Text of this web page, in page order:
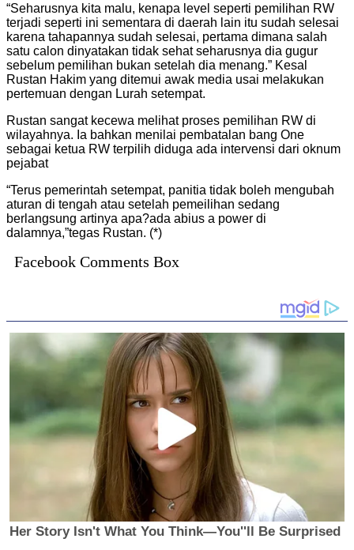
“Seharusnya kita malu, kenapa level seperti pemilihan RW
terjadi seperti ini sementara di daerah lain itu sudah selesai
karena tahapannya sudah selesai, pertama dimana salah
satu calon dinyatakan tidak sehat seharusnya dia gugur
sebelum pemilihan bukan setelah dia menang.” Kesal
Rustan Hakim yang ditemui awak media usai melakukan
pertemuan dengan Lurah setempat.
Rustan sangat kecewa melihat proses pemilihan RW di
wilayahnya. Ia bahkan menilai pembatalan bang One
sebagai ketua RW terpilih diduga ada intervensi dari oknum
pejabat
“Terus pemerintah setempat, panitia tidak boleh mengubah
aturan di tengah atau setelah pemeilihan sedang
berlangsung artinya apa?ada abius a power di
dalamnya,”tegas Rustan. (*)
Facebook Comments Box